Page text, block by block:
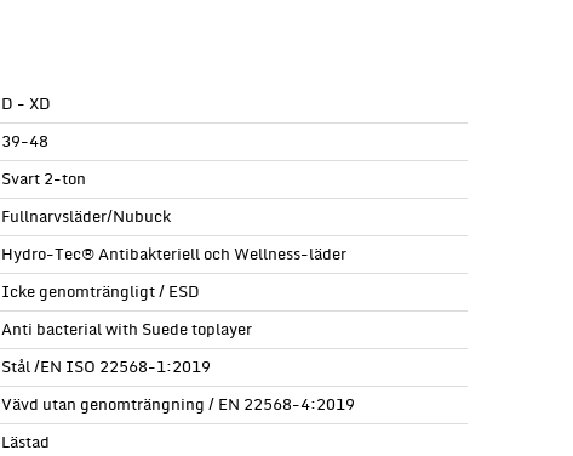
D - XD
39-48
Svart 2-ton
Fullnarvsläder/Nubuck
Hydro-Tec® Antibakteriell och Wellness-läder
Icke genomträngligt / ESD
Anti bacterial with Suede toplayer
Stål /EN ISO 22568-1:2019
Vävd utan genomträngning / EN 22568-4:2019
Lästad